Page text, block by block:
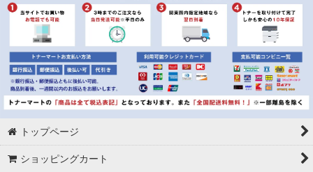
トップページ
ショッピングカート